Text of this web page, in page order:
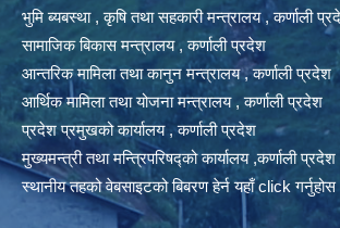
भुमि ब्यबस्था , कृषि तथा सहकारी मन्त्रालय , कर्णाली
सामाजिक बिकास मन्त्रालय , कर्णाली प्रदेश
आन्तरिक मामिला तथा कानुन मन्त्रालय , कर्णाली प्रदेश
आर्थिक मामिला तथा योजना मन्त्रालय , कर्णाली प्रदेश
प्रदेश प्रमुखको कार्यालय , कर्णाली प्रदेश
मुख्यमन्त्री तथा मन्त्रिपरिषद्को कार्यालय ,कर्णाली प्रदेश
स्थानीय तहको वेबसाइटको बिबरण हेर्न यहाँ click गर्नुहोस